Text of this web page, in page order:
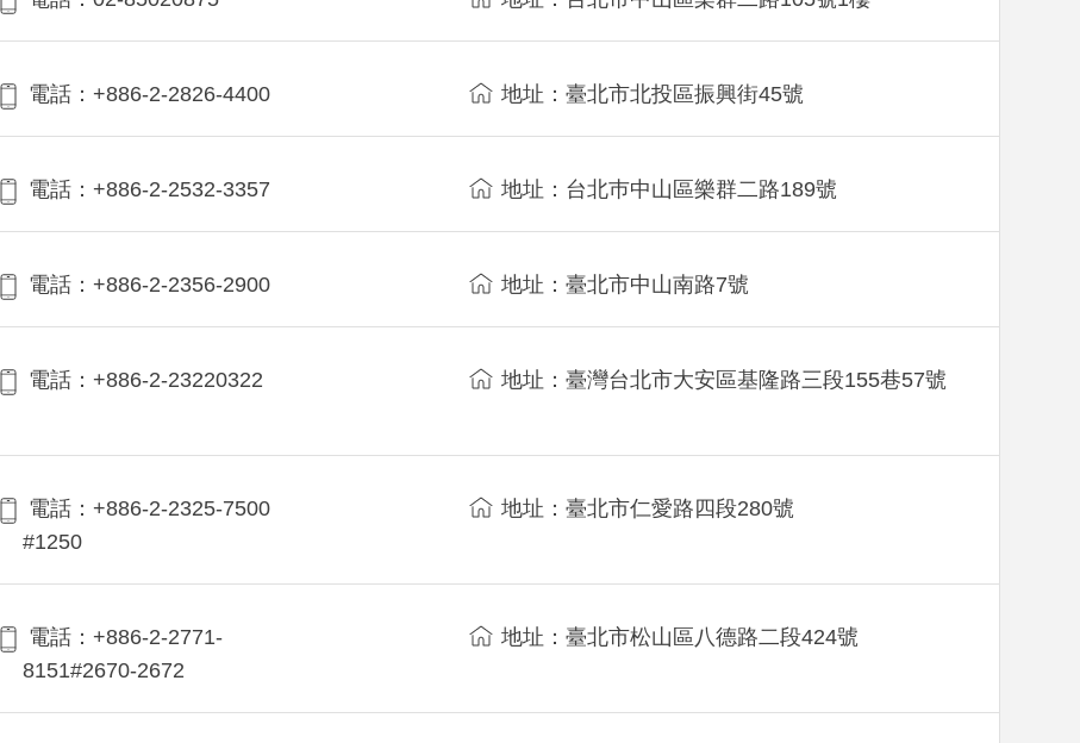
電話：+886-2-2826-4400 地址：臺北市北投區振興街45號
電話：+886-2-2532-3357 地址：台北巿中山區樂群二路189號
電話：+886-2-2356-2900 地址：臺北市中山南路7號
電話：+886-2-23220322 地址：臺灣台北市大安區基隆路三段155巷57號
電話：+886-2-2325-7500
#1250
地址：臺北市仁愛路四段280號
電話：+886-2-2771-
8151#2670-2672
地址：臺北市松山區八德路二段424號